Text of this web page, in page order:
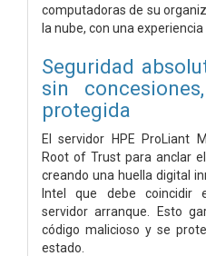
computadoras de su
la nube, con una
Seguridad
sin
protegida
El servidor HPE ProLiant
Root of Trust para anclar
creando una huella digital
Intel que debe coincidir
servidor arranque. Esto
código malicioso y se
estado.